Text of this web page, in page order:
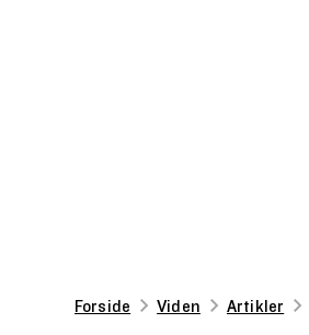
Forside Viden Artikler